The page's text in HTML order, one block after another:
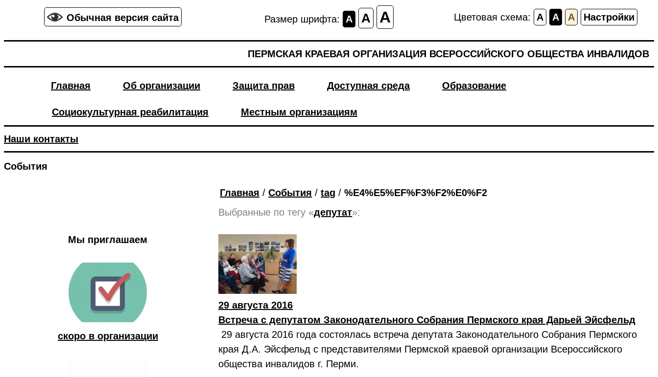
Обычная версия сайта Размер шрифта: A A A Цветовая схема: A A A Настройки
ПЕРМСКАЯ КРАЕВАЯ ОРГАНИЗАЦИЯ ВСЕРОССИЙСКОГО ОБЩЕСТВА ИНВАЛИДОВ
Главная Об организации Защита прав Доступная среда Образование
Социокультурная реабилитация Местным организациям
Наши контакты
События
Главная /События /tag /%E4%E5%EF%F3%F2%E0%F2
Выбранные по тегу «депутат»:
29 августа 2016
Встреча с депутатом Законодательного Собрания Пермского края Дарьей Эйсфельд
29 августа 2016 года состоялась встреча депутата Законодательного Собрания Пермского
края Д.А. Эйсфельд с представителями Пермской краевой организации Всероссийского
общества инвалидов г. Перми.
Мы приглашаем
скоро в организации